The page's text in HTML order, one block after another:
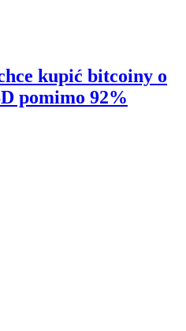
kupić bitcoiny o
pomimo 92%